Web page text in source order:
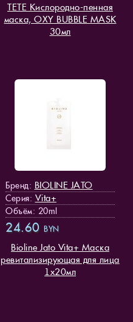
TETE Кислородно-пенная
маска, OXY BUBBLE MASK
30мл
Бренд: BIOLINE JATO
Серия: Vita+
Объём: 20ml
24.60 BYN
Bioline Jato Vita+ Маска
ревитализирующая для лица
1х20мл